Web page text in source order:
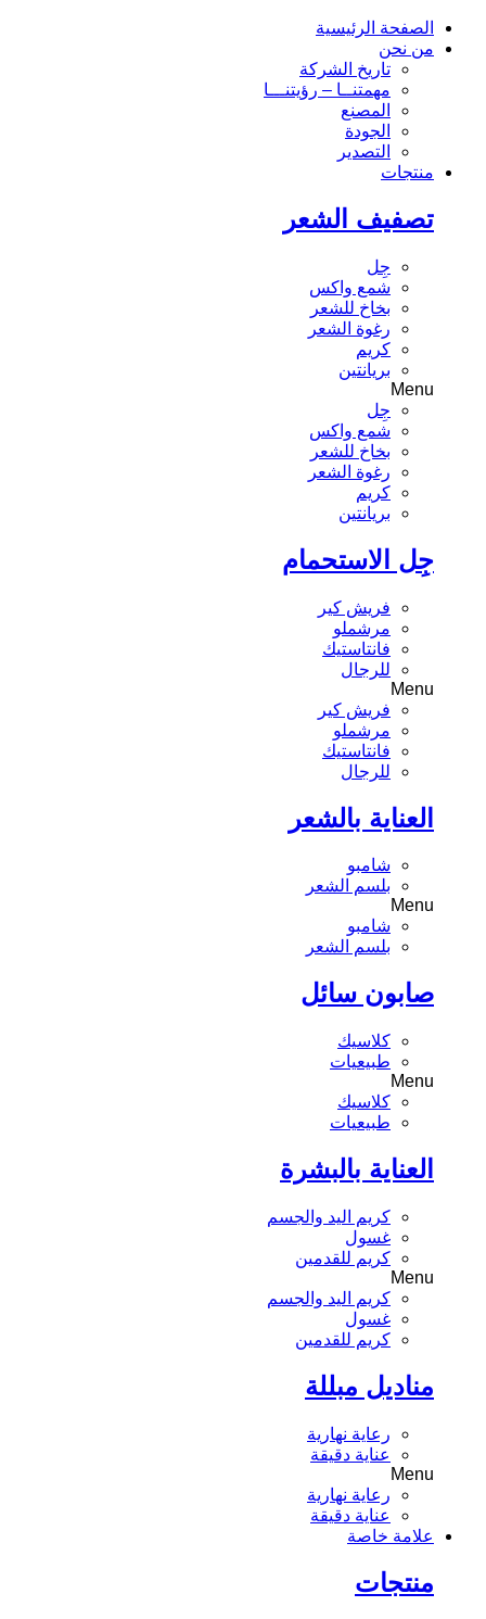
الصفحة الرئيسية
من نحن
تاريخ الشركة
مهمتنــا – رؤيتنـــا
المصنع
الجودة
التصدير
منتجات
تصفيف الشعر
جِل
شمع واكس
بخاخ للشعر
رغوة الشعر
كريم
بريانتين
Menu
جِل
شمع واكس
بخاخ للشعر
رغوة الشعر
كريم
بريانتين
جِل الاستحمام
فريش كير
مرشملو
فانتاستيك
للرجال
Menu
فريش كير
مرشملو
فانتاستيك
للرجال
العناية بالشعر
شامبو
بلسم الشعر
Menu
شامبو
بلسم الشعر
صابون سائل
كلاسيك
طبيعيات
Menu
كلاسيك
طبيعيات
العناية بالبشرة
كريم اليد والجسم
غسول
كريم للقدمين
Menu
كريم اليد والجسم
غسول
كريم للقدمين
مناديل مبللة
رعاية نهارية
عناية دقيقة
Menu
رعاية نهارية
عناية دقيقة
علامة خاصة
منتجات